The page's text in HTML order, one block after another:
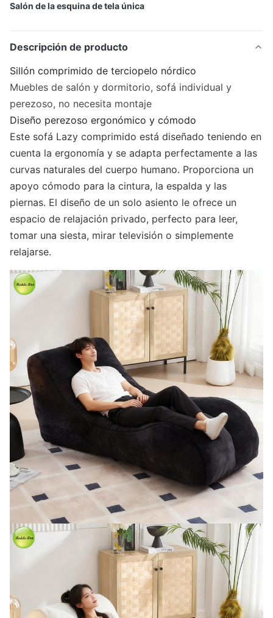
Salón de la esquina de tela única
Descripción de producto
Sillón comprimido de terciopelo nórdico
Muebles de salón y dormitorio, sofá individual y
perezoso, no necesita montaje
Diseño perezoso ergonómico y cómodo
Este sofá Lazy comprimido está diseñado teniendo en
cuenta la ergonomía y se adapta perfectamente a las
curvas naturales del cuerpo humano. Proporciona un
apoyo cómodo para la cintura, la espalda y las
piernas. El diseño de un solo asiento le ofrece un
espacio de relajación privado, perfecto para leer,
tomar una siesta, mirar televisión o simplemente
relajarse.